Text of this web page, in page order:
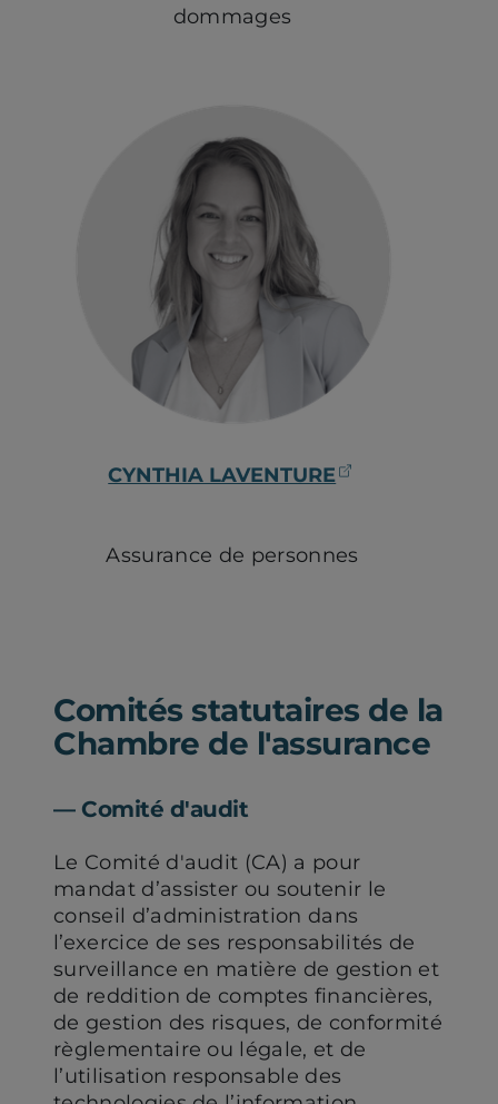
dommages
CYNTHIA LAVENTURE
Assurance de personnes
Comités statutaires de la
Chambre de l'assurance
― Comité d'audit
Le Comité d'audit (CA) a pour
mandat d’assister ou soutenir le
conseil d’administration dans
l’exercice de ses responsabilités de
surveillance en matière de gestion et
de reddition de comptes financières,
de gestion des risques, de conformité
règlementaire ou légale, et de
l’utilisation responsable des